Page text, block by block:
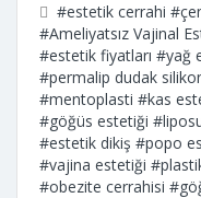
#estetik cerrahi
#Ameliyatsız Vajinal
#estetik fiyatları #yağ
#permalip dudak
#mentoplasti #kas
#göğüs estetiği
#estetik dikiş #popo
#vajina estetiği
#obezite cerrahisi